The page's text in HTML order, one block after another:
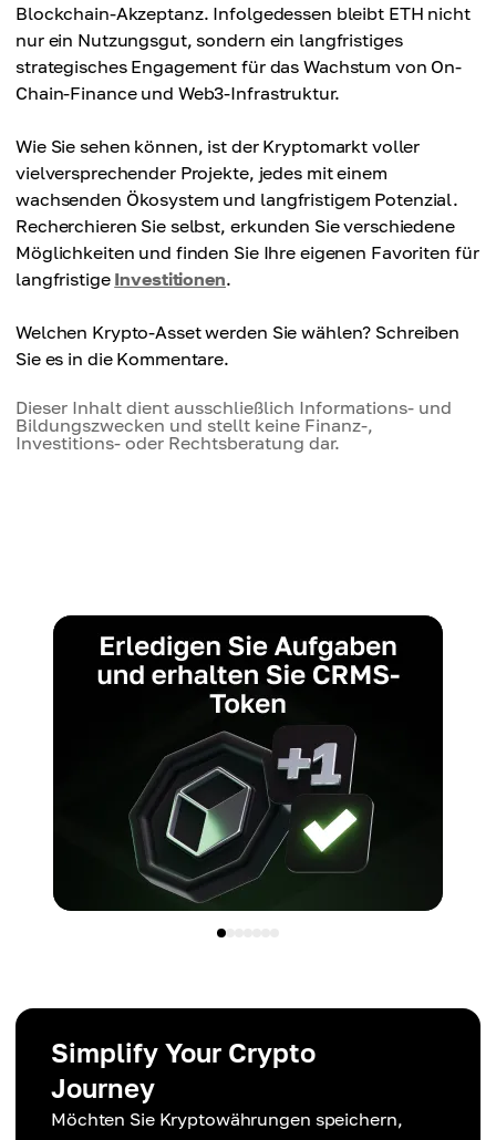
Blockchain-Akzeptanz. Infolgedessen bleibt ETH nicht
nur ein Nutzungsgut, sondern ein langfristiges
strategisches Engagement für das Wachstum von On-
Chain-Finance und Web3-Infrastruktur.
Wie Sie sehen können, ist der Kryptomarkt voller
vielversprechender Projekte, jedes mit einem
wachsenden Ökosystem und langfristigem Potenzial.
Recherchieren Sie selbst, erkunden Sie verschiedene
Möglichkeiten und finden Sie Ihre eigenen Favoriten für
langfristige Investitionen.
Welchen Krypto-Asset werden Sie wählen? Schreiben
Sie es in die Kommentare.
Dieser Inhalt dient ausschließlich Informations- und
Bildungszwecken und stellt keine Finanz-,
Investitions- oder Rechtsberatung dar.
Simplify Your Crypto
Journey
Möchten Sie Kryptowährungen speichern,